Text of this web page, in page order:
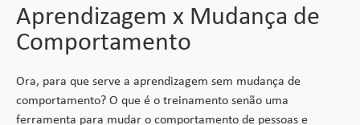
Aprendizagem x Mudança de
Comportamento
Ora, para que serve a aprendizagem sem mudança de
comportamento? O que é o treinamento senão uma
ferramenta para mudar o comportamento de pessoas e